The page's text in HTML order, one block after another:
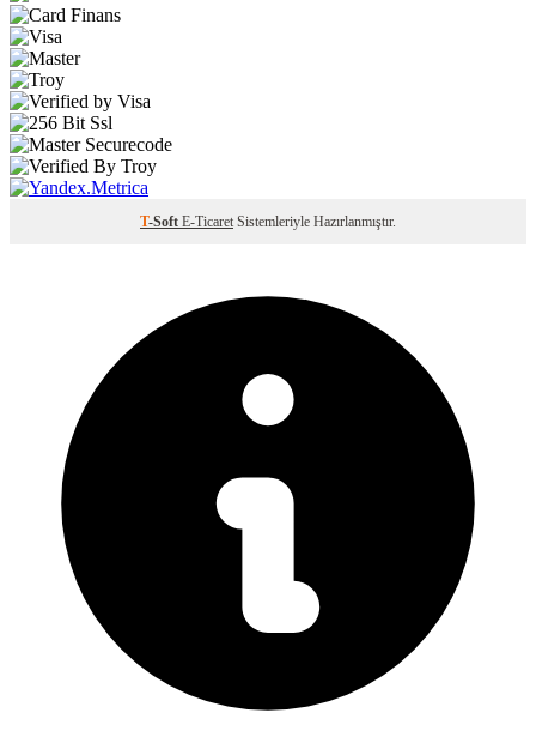
T-Soft E-Ticaret Sistemleriyle Hazırlanmıştır.